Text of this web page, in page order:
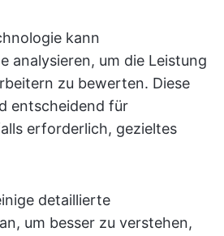
kann
analysieren, um die Leistung
zu bewerten. Diese
entscheidend für
erforderlich, gezieltes
detaillierte
um besser zu verstehen,